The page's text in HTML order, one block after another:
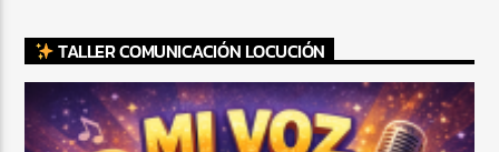
TALLER COMUNICACIÓN LOCUCIÓN